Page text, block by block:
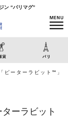
ン “パリマグ”
ピーターラビット™」
ーラビット